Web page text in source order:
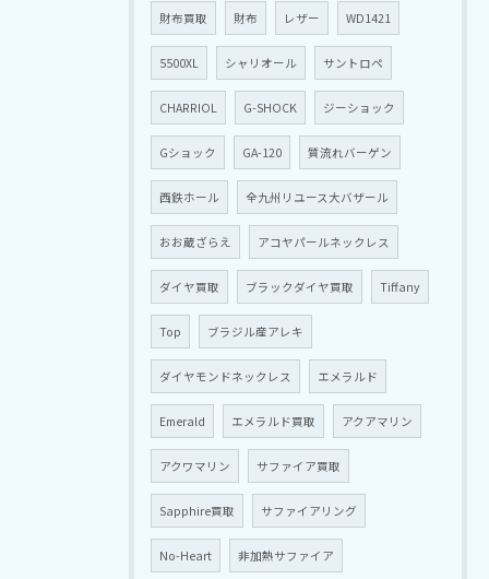
財布買取 財布 レザー WD1421
5500XL シャリオール サントロペ
CHARRIOL G-SHOCK ジーショック
Gショック GA-120 質流れバーゲン
西鉄ホール 全九州リユース大バザール
おお蔵ざらえ アコヤパールネックレス
ダイヤ買取 ブラックダイヤ買取 Tiffany
Top ブラジル産アレキ
ダイヤモンドネックレス エメラルド
Emerald エメラルド買取 アクアマリン
アクワマリン サファイア買取
Sapphire買取 サファイアリング
No-Heart 非加熱サファイア